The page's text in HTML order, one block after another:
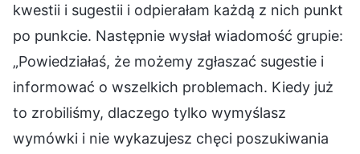
kwestii i sugestii i odpierałam każdą z nich punkt
po punkcie. Następnie wysłał wiadomość grupie:
„Powiedziałaś, że możemy zgłaszać sugestie i
informować o wszelkich problemach. Kiedy już
to zrobiliśmy, dlaczego tylko wymyślasz
wymówki i nie wykazujesz chęci poszukiwania